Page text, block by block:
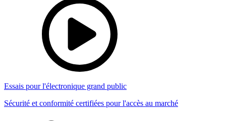
Essais pour l'électronique grand public
Sécurité et conformité certifiées pour l'accès au marché